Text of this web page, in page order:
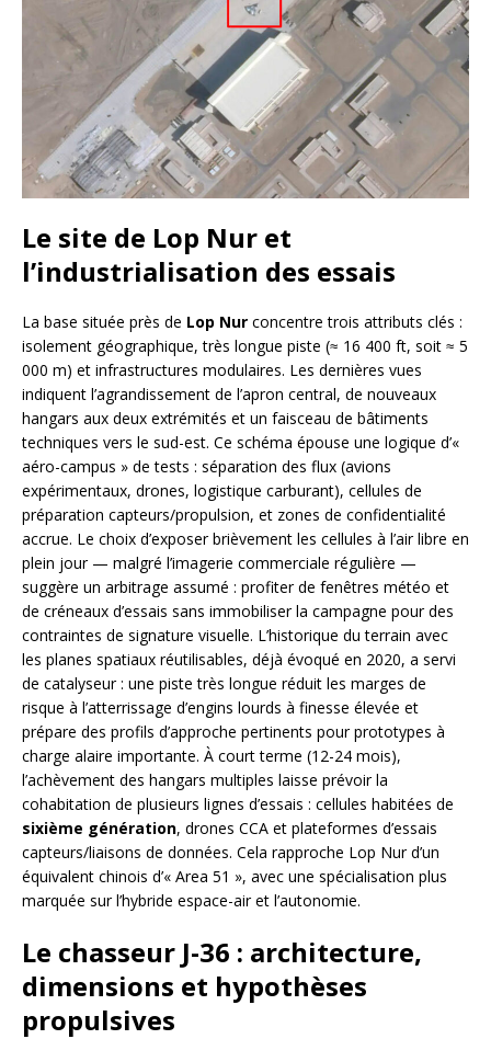
Le site de Lop Nur et
l’industrialisation des essais
La base située près de Lop Nur concentre trois attributs clés :
isolement géographique, très longue piste (≈ 16 400 ft, soit ≈ 5
000 m) et infrastructures modulaires. Les dernières vues
indiquent l’agrandissement de l’apron central, de nouveaux
hangars aux deux extrémités et un faisceau de bâtiments
techniques vers le sud-est. Ce schéma épouse une logique d’«
aéro-campus » de tests : séparation des flux (avions
expérimentaux, drones, logistique carburant), cellules de
préparation capteurs/propulsion, et zones de confidentialité
accrue. Le choix d’exposer brièvement les cellules à l’air libre en
plein jour — malgré l’imagerie commerciale régulière —
suggère un arbitrage assumé : profiter de fenêtres météo et
de créneaux d’essais sans immobiliser la campagne pour des
contraintes de signature visuelle. L’historique du terrain avec
les planes spatiaux réutilisables, déjà évoqué en 2020, a servi
de catalyseur : une piste très longue réduit les marges de
risque à l’atterrissage d’engins lourds à finesse élevée et
prépare des profils d’approche pertinents pour prototypes à
charge alaire importante. À court terme (12-24 mois),
l’achèvement des hangars multiples laisse prévoir la
cohabitation de plusieurs lignes d’essais : cellules habitées de
sixième génération, drones CCA et plateformes d’essais
capteurs/liaisons de données. Cela rapproche Lop Nur d’un
équivalent chinois d’« Area 51 », avec une spécialisation plus
marquée sur l’hybride espace-air et l’autonomie.
Le chasseur J-36 : architecture,
dimensions et hypothèses
propulsives